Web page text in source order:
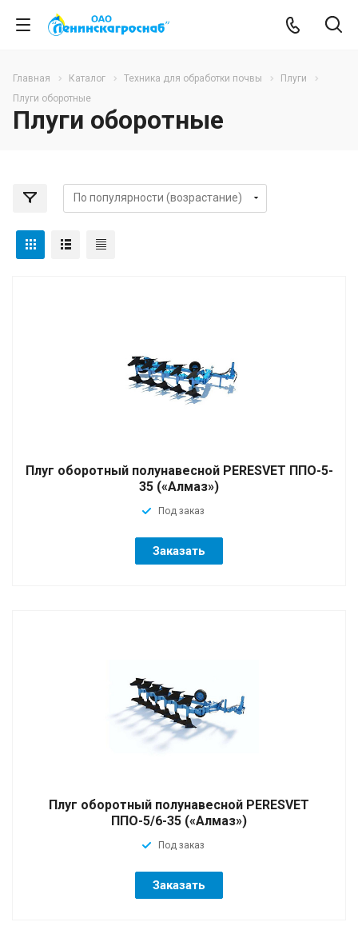
Главная Каталог Техника для обработки почвы
Плуги
Плуги оборотные
Плуги оборотные
Плуг оборотный полунавесной PERESVET ППО-5-
35 («Алмаз»)
Под заказ
Заказать
Плуг оборотный полунавесной PERESVET
ППО-5/6-35 («Алмаз»)
Под заказ
Заказать